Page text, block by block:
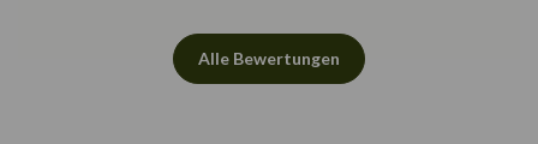
Alle Bewertungen